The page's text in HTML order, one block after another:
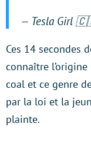
— Tesla Girl
Ces 14 secondes
connaître
coal et ce genre
par la loi et la
plainte.